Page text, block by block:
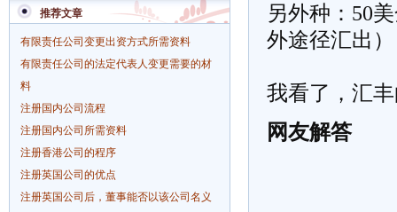
推荐文章
有限责任公司变更出资方式所需资料
有限责任公司的法定代表人变更需要的材
料
注册国内公司流程
注册国内公司所需资料
注册香港公司的程序
注册英国公司的优点
注册英国公司后，董事能否以该公司名义
另外种：50
外途径汇出
我看了，汇
网友解答